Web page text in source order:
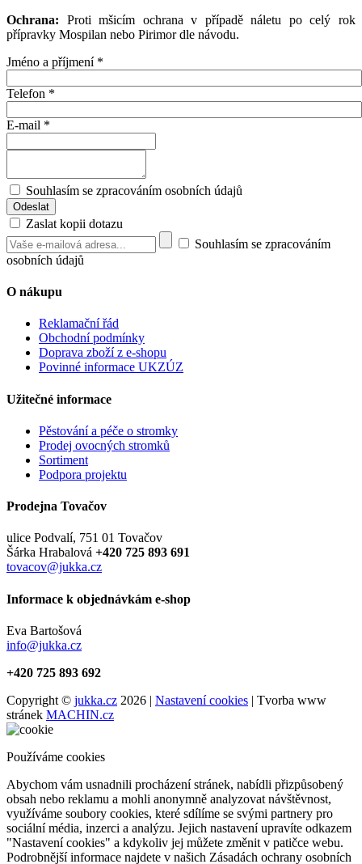
Ochrana: Proti mšicím ochrana v případě náletu po celý rok
přípravky Mospilan nebo Pirimor dle návodu.
Jméno a příjmení *
Telefon *
E-mail *
Souhlasím se zpracováním osobních údajů
Zaslat kopii dotazu
Souhlasím se zpracováním
osobních údajů
O nákupu
Reklamační řád
Obchodní podmínky
Doprava zboží z e-shopu
Povinné informace UKZÚZ
Užitečné informace
Pěstování a péče o stromky
Prodej ovocných stromků
Sortiment
Podpora projektu
Prodejna Tovačov
ulice Podvalí, 751 01 Tovačov
Šárka Hrabalová +420 725 893 691
tovacov@jukka.cz
Informace k objednávkám e-shop
Eva Bartošová
info@jukka.cz
+420 725 893 692
Copyright © jukka.cz 2026 | Nastavení cookies | Tvorba www
stránek MACHIN.cz
Používáme cookies
Abychom vám usnadnili procházení stránek, nabídli přizpůsobený
obsah nebo reklamu a mohli anonymně analyzovat návštěvnost,
využíváme soubory cookies, které sdílíme se svými partnery pro
sociální média, inzerci a analýzu. Jejich nastavení upravíte odkazem
"Nastavení cookies" a kdykoliv jej můžete změnit v patičce webu.
Podrobnější informace najdete v našich Zásadách ochrany osobních